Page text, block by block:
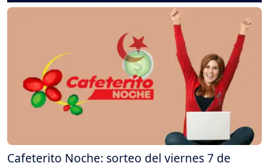
Cafeterito Noche: sorteo del viernes 7 de